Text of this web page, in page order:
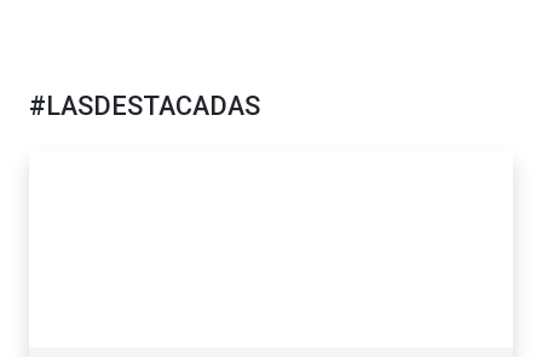
#LASDESTACADAS